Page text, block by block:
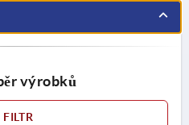
výrobků
FILTR